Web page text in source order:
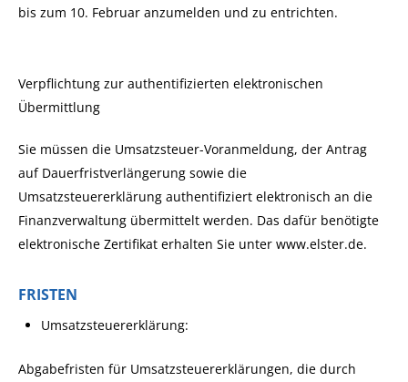
bis zum 10. Februar anzumelden und zu entrichten.
Verpflichtung zur authentifizierten elektronischen
Übermittlung
Sie müssen die Umsatzsteuer-Voranmeldung, der Antrag
auf Dauerfristverlängerung sowie die
Umsatzsteuererklärung authentifiziert elektronisch an die
Finanzverwaltung übermittelt werden. Das dafür benötigte
elektronische Zertifikat erhalten Sie unter www.elster.de.
FRISTEN
Umsatzsteuererklärung:
Abgabefristen für Umsatzsteuererklärungen, die durch